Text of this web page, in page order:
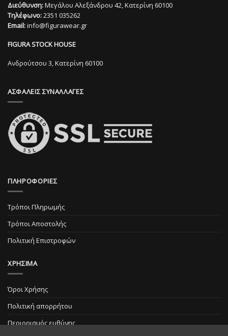
παραλλαγές.
Οι
επιλογές
μπορούν
επιλεγούν
του
παραλλαγές.
Διεύθυνση:Μεγάλου Αλεξάνδρου 42, Κατερίνη 60100
Τηλέφωνο:2351 035262
Email:info@figurawear.gr
FIGURA STOCK HOUSE
Ανδρούτσου 3, Κατερίνη 60100
ΑΣΦΑΛΕΙΣ ΣΥΝΑΛΛΑΓΕΣ
ΠΛΗΡΟΦΟΡΙΕΣ
Τρόποι Πληρωμής
Τρόποι Αποστολής
Πολιτική Επιστροφών
ΧΡΗΣΙΜΑ
Όροι Χρήσης
Πολιτική απορρήτου
Περιορισμός ευθύνης